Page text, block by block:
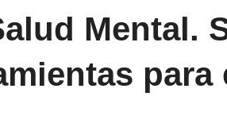
Mental.
para